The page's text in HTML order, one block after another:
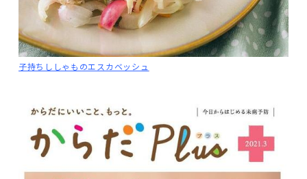
子持ちししゃものエスカベッシュ